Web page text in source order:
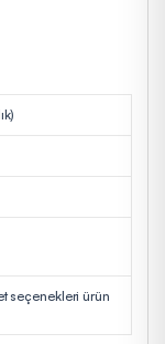
seçenekleri ürün